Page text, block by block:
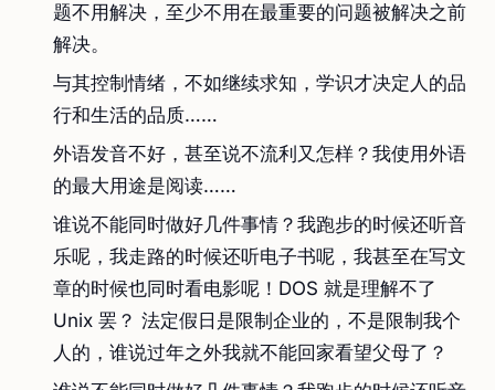
题不用解决，至少不用在最重要的问题被解决之前
解决。
与其控制情绪，不如继续求知，学识才决定人的品
行和生活的品质……
外语发音不好，甚至说不流利又怎样？我使用外语
的最大用途是阅读……
谁说不能同时做好几件事情？我跑步的时候还听音
乐呢，我走路的时候还听电子书呢，我甚至在写文
章的时候也同时看电影呢！DOS 就是理解不了
Unix 罢？ 法定假日是限制企业的，不是限制我个
人的，谁说过年之外我就不能回家看望父母了？